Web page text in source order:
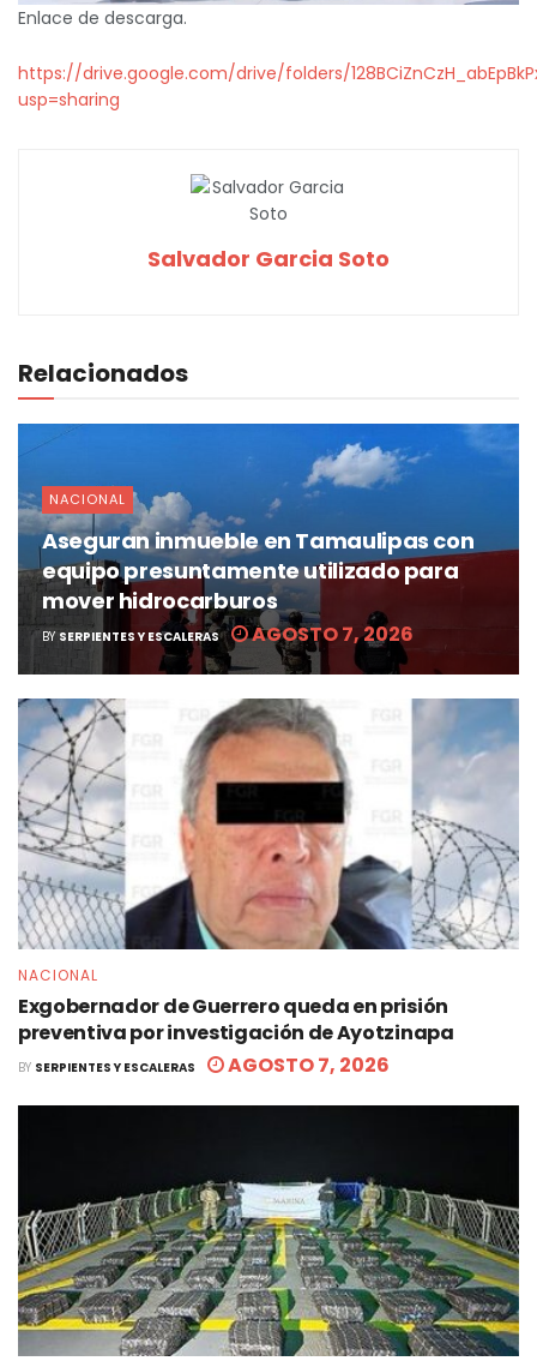
Enlace de descarga.
https://drive.google.com/drive/folders/
usp=sharing
Salvador Garcia Soto
Relacionados
NACIONAL
Aseguran inmueble en Tamaulipas con
equipo presuntamente utilizado para
mover hidrocarburos
BY SERPIENTES Y ESCALERAS AGOSTO 7, 2026
NACIONAL
Exgobernador de Guerrero queda en prisión
preventiva por investigación de Ayotzinapa
BY SERPIENTES Y ESCALERAS AGOSTO 7, 2026